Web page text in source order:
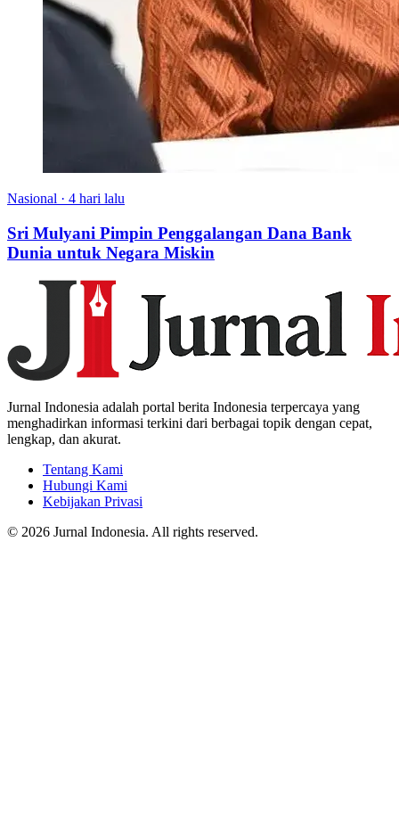
Nasional · 4 hari lalu
Sri Mulyani Pimpin Penggalangan Dana Bank
Dunia untuk Negara Miskin
Jurnal Indonesia adalah portal berita Indonesia terpercaya yang
menghadirkan informasi terkini dari berbagai topik dengan cepat,
lengkap, dan akurat.
Tentang Kami
Hubungi Kami
Kebijakan Privasi
© 2026 Jurnal Indonesia. All rights reserved.